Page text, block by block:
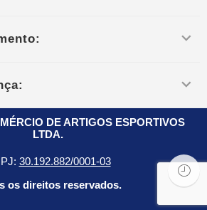
DE ARTIGOS ESPORTIVOS
LTDA.
30.192.882/0001-03
os direitos reservados.